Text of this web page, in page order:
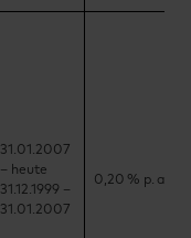
31.01.2007
– heute
31.12.1999 –
31.01.2007
0,20 % p. a.